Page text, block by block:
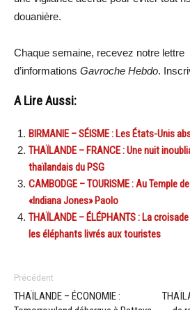
douanière.
Chaque semaine, recevez notre lettre
d’informations Gavroche Hebdo.
A Lire Aussi:
BIRMANIE – SÉISME : Les États-Unis
THAÏLANDE – FRANCE : Une nuit
thaïlandais du PSG
CAMBODGE – TOURISME : Au Temple
«Indiana Jones» Paolo
THAÏLANDE – ÉLÉPHANTS : La
les éléphants livrés aux touristes
Précédent
THAÏLANDE – ÉCONOMIE :